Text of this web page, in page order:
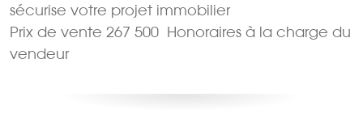
sécurise votre projet immobilier
Prix de vente 267 500  Honoraires à la charge du
vendeur